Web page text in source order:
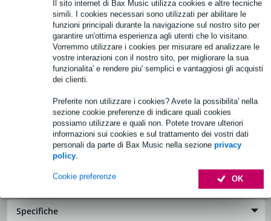
Il sito internet di Bax Music utilizza cookies e altre tecniche
simili. I cookies necessari sono utilizzati per abilitare le
funzioni principali durante la navigazione sul nostro sito per
garantire un'ottima esperienza agli utenti che lo visitano.
Vorremmo utilizzare i cookies per misurare ed analizzare le
vostre interazioni con il nostro sito, per migliorare la sua
funzionalita' e rendere piu' semplici e vantaggiosi gli acquisti
dei clienti.
Preferite non utilizzare i cookies? Avete la possibilita' nella
sezione cookie preferenze di indicare quali cookies
possiamo utilizzare e quali non. Potete trovare ulteriori
informazioni sui cookies e sul trattamento dei vostri dati
personali da parte di Bax Music nella sezione privacy
policy.
OK
Cookie preferenze
Informazioni sul prodotto
Specifiche complete
Vedi anche (3)
Electro-Voice SMX2151 15-inch Woofer for TX1152
Cod. prodotto:SM-32-EVI-04244
Informazioni sul prodotto
Specifiche